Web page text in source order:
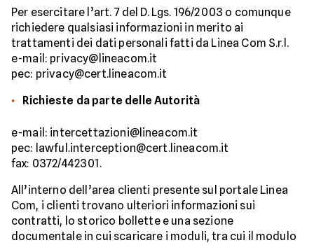
Per esercitare l’art. 7 del D. Lgs. 196/2003 o comunque
richiedere qualsiasi informazioni in merito ai
trattamenti dei dati personali fatti da Linea Com S.r.l.
e-mail: privacy@lineacom.it
pec: privacy@cert.lineacom.it
Richieste da parte delle Autorità
e-mail: intercettazioni@lineacom.it
pec: lawful.interception@cert.lineacom.it
fax: 0372/442301.
All’interno dell’area clienti presente sul portale Linea
Com, i clienti trovano ulteriori informazioni sui
contratti, lo storico bollette e una sezione
documentale in cui scaricare i moduli, tra cui il modulo